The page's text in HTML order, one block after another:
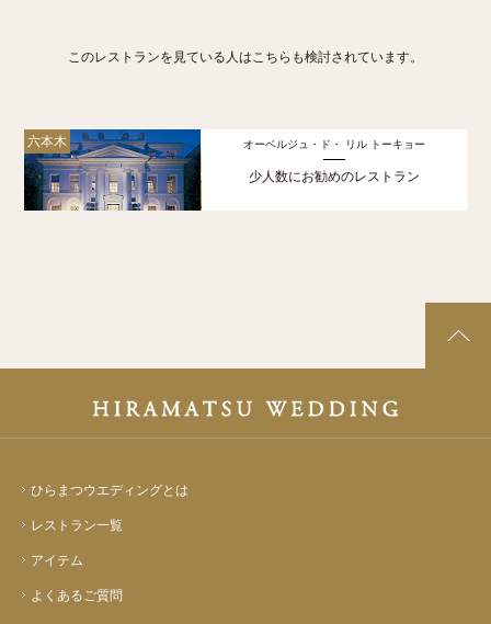
このレストランを見ている人はこちらも検討されています。
六本木 オーベルジュ・ド・ リル トーキョー
少人数にお勧めのレストラン
ひらまつウエディングとは
レストラン一覧
アイテム
よくあるご質問